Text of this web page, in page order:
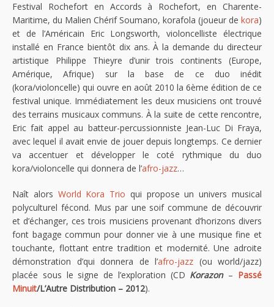
Festival Rochefort en Accords à Rochefort, en Charente-
Maritime, du Malien Chérif Soumano, korafola (joueur de kora)
et de l’Américain Eric Longsworth, violoncelliste électrique
installé en France bientôt dix ans. À la demande du directeur
artistique Philippe Thieyre d’unir trois continents (Europe,
Amérique, Afrique) sur la base de ce duo inédit
(kora/violoncelle) qui ouvre en août 2010 la 6ème édition de ce
festival unique. Immédiatement les deux musiciens ont trouvé
des terrains musicaux communs. À la suite de cette rencontre,
Eric fait appel au batteur-percussionniste Jean-Luc Di Fraya,
avec lequel il avait envie de jouer depuis longtemps. Ce dernier
va accentuer et développer le coté rythmique du duo
kora/violoncelle qui donnera de l’afro-jazz…
Naît alors World Kora Trio qui propose un univers musical
polyculturel fécond. Mus par une soif commune de découvrir
et d’échanger, ces trois musiciens provenant d’horizons divers
font bagage commun pour donner vie à une musique fine et
touchante, flottant entre tradition et modernité. Une adroite
démonstration d’qui donnera de l’afro-jazz (ou world/jazz)
placée sous le signe de l’exploration (CD Korazon – Passé
Minuit/L’Autre Distribution – 2012).